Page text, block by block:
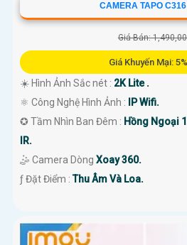
CAMERA TAPO
Giá Bán:
Giá Khuyến Mại:
☀️ Hình Ảnh Sắc nét : 2K Lite .
⚛️ Công Nghệ Hình Ảnh :
IP Wifi.
✪ Tầm Nhìn Ban Đêm : Hồng Ngoại
IR.
🤹 Camera Dòng Xoay 360.
️ƒ Đặt Điểm :Thu Âm Và Loa.